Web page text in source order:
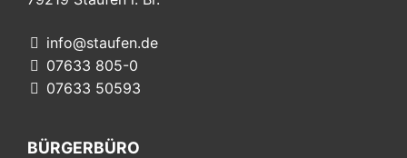
info@staufen.de
07633 805-0
07633 50593
BÜRGERBÜRO